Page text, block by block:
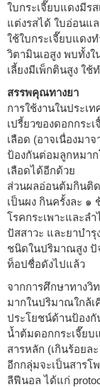
ใบกระเจี๊ยบแดงมีร
แต่งรสได้ ใบอ่อนแ
ใช้ใบกระเจี๊ยบแดง
วิตามินเอสูง พบทั้ง
เลี้ยงมีเพ็กตินสูง ใ
สรรพคุณทางยา
การใช้งานในประเ
เปรี้ยวของดอกกระ
เลือด (อาจเนื่องมา
ป้องกันต่อมลูกหมาก
เลือดได้อีกด้วย
ส่วนผลอ่อนต้มกินติ
เป็นผง กินครั้งละ ๑
โรคกระเพาะและล
ปัสสาวะ และยาบำ
ชนิดในปริมาณสูง ปั
ท็อปชื่อดังไปแล้ว
จากการศึกษาทางวิ
มากในปริมาณใกล้เ
ประโยชน์ด้านป้องกั
น้ำต้มดอกกระเจี๊ยบ
สารหลัก (เกินร้อย
อีกกลุ่มจะเป็นสาร
ลีฟีนอล ได้แก่